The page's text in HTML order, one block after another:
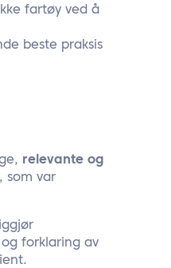
fartøy ved å
beste praksis
relevante og
som var
forklaring av